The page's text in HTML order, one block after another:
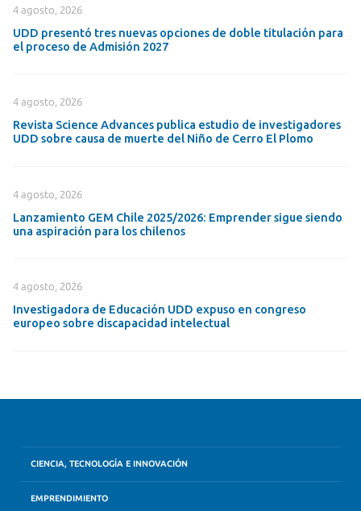
4 agosto, 2026
UDD presentó tres nuevas opciones de doble titulación para
el proceso de Admisión 2027
4 agosto, 2026
Revista Science Advances publica estudio de investigadores
UDD sobre causa de muerte del Niño de Cerro El Plomo
4 agosto, 2026
Lanzamiento GEM Chile 2025/2026: Emprender sigue siendo
una aspiración para los chilenos
4 agosto, 2026
Investigadora de Educación UDD expuso en congreso
europeo sobre discapacidad intelectual
CIENCIA, TECNOLOGÍA E INNOVACIÓN
EMPRENDIMIENTO